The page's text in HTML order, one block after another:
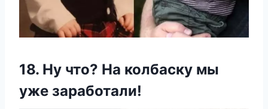
18. Ну что? На колбаску мы
уже заработали!